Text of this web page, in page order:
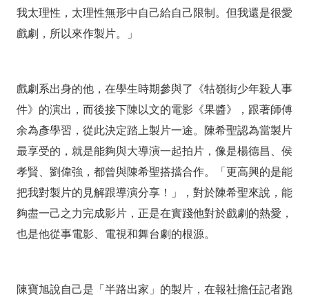
我太理性，太理性無形中自己給自己限制。但我還是很愛
戲劇，所以來作製片。」
戲劇系出身的他，在學生時期參與了《牯嶺街少年殺人事
件》的演出，而後接下陳以文的電影《果醬》，跟著師傅
余為彥學習，從此決定踏上製片一途。陳希聖認為當製片
最享受的，就是能夠與大導演一起拍片，像是楊德昌、侯
孝賢、劉偉強，都曾與陳希聖搭擋合作。「更高興的是能
把我對製片的見解跟導演分享！」，對於陳希聖來說，能
夠盡一己之力完成影片，正是在實踐他對於戲劇的熱愛，
也是他從事電影、電視和舞台劇的根源。
陳寶旭說自己是「半路出家」的製片，在報社擔任記者跑